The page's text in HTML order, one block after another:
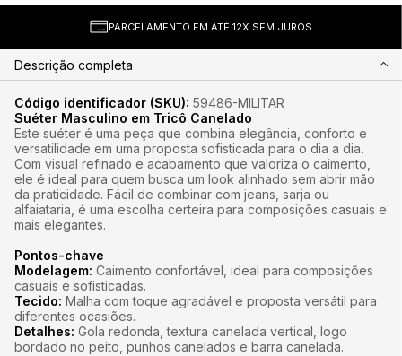
PARCELAMENTO EM ATÉ 12X SEM JUROS
Descrição completa
Código identificador (SKU): 59486-MILITAR
Suéter Masculino em Tricô Canelado
Este suéter é uma peça que combina elegância, conforto e
versatilidade em uma proposta sofisticada para o dia a dia.
Com visual refinado e acabamento que valoriza o caimento,
ele é ideal para quem busca um look alinhado sem abrir mão
da praticidade. Fácil de combinar com jeans, sarja ou
alfaiataria, é uma escolha certeira para composições casuais e
mais elegantes.
Pontos-chave
Modelagem: Caimento confortável, ideal para composições
casuais e sofisticadas.
Tecido: Malha com toque agradável e proposta versátil para
diferentes ocasiões.
Detalhes: Gola redonda, textura canelada vertical, logo
bordado no peito, punhos canelados e barra canelada.